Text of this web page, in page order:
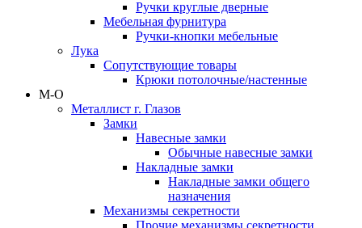
Ручки круглые дверные
Мебельная фурнитура
Ручки-кнопки мебельные
Лука
Сопутствующие товары
Крюки потолочные/настенные
М-О
Металлист г. Глазов
Замки
Навесные замки
Обычные навесные замки
Накладные замки
Накладные замки общего
назначения
Механизмы секретности